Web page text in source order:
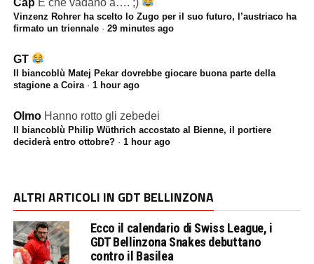
Vinzenz Rohrer ha scelto lo Zugo per il suo futuro, l’austriaco ha
firmato un triennale· 29 minutes ago
GT
Il biancoblù Matej Pekar dovrebbe giocare buona parte della
stagione a Coira· 1 hour ago
Olmo Hanno rotto gli zebedei
Il biancoblù Philip Wüthrich accostato al Bienne, il portiere
deciderà entro ottobre?· 1 hour ago
ALTRI ARTICOLI IN GDT BELLINZONA
Ecco il calendario di Swiss League, i
GDT Bellinzona Snakes debuttano
contro il Basilea